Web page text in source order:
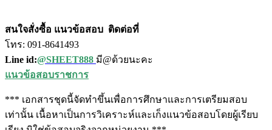
สนใจสั่งซื้อ แนวข้อสอบ ติดต่อที่
โทร: 091-8641493
Line id:@SHEET888 มี@ด้วยนะคะ
แนวข้อสอบราชการ
*** เอกสารชุดนี้จัดทำขึ้นเพื่อการศึกษาและการเตรียมสอบ
เท่านั้น เนื้อหาเป็นการวิเคราะห์และเก็งแนวข้อสอบโดยผู้เรียบ